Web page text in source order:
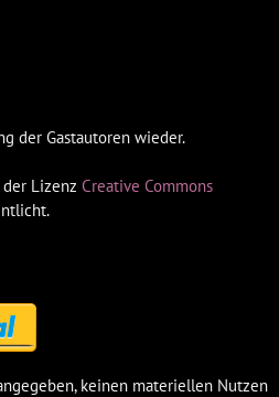
der Gastautoren wieder.
Lizenz Creative Commons
keinen materiellen Nutzen